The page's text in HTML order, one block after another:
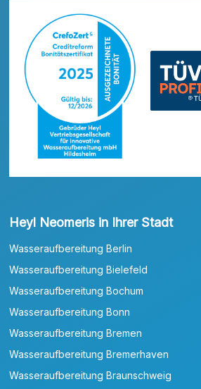
Heyl Neomeris in Ihrer Stadt
Wasseraufbereitung Berlin
Wasseraufbereitung Bielefeld
Wasseraufbereitung Bochum
Wasseraufbereitung Bonn
Wasseraufbereitung Bremen
Wasseraufbereitung Bremerhaven
Wasseraufbereitung Braunschweig